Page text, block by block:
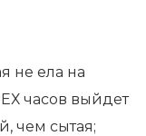
не ела на
часов выйдет
чем сытая;